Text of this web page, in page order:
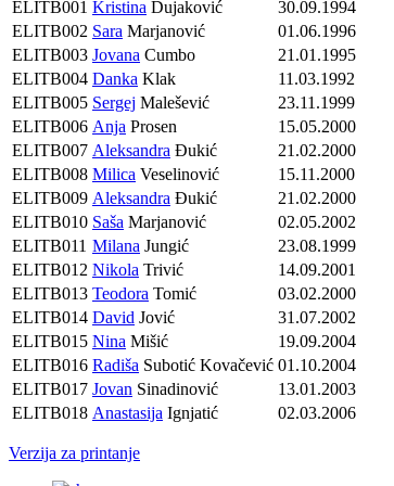
ELITB001 Kristina Dujaković 30.09.1994
ELITB002 Sara Marjanović 01.06.1996
ELITB003 Jovana Cumbo 21.01.1995
ELITB004 Danka Klak 11.03.1992
ELITB005 Sergej Malešević 23.11.1999
ELITB006 Anja Prosen 15.05.2000
ELITB007 Aleksandra Đukić 21.02.2000
ELITB008 Milica Veselinović 15.11.2000
ELITB009 Aleksandra Đukić 21.02.2000
ELITB010 Saša Marjanović 02.05.2002
ELITB011 Milana Jungić 23.08.1999
ELITB012 Nikola Trivić 14.09.2001
ELITB013 Teodora Tomić 03.02.2000
ELITB014 David Jović 31.07.2002
ELITB015 Nina Mišić 19.09.2004
ELITB016 Radiša Subotić Kovačević 01.10.2004
ELITB017 Jovan Sinadinović 13.01.2003
ELITB018 Anastasija Ignjatić 02.03.2006
Verzija za printanje